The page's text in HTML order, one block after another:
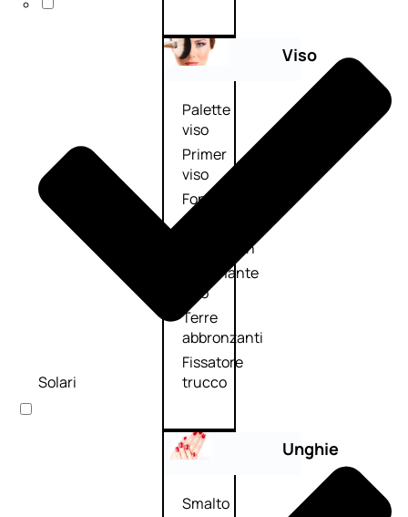
Viso
Palette
viso
Primer
viso
Fondotinta
Cipria
Fard/Blush
Illuminante
viso
Terre
abbronzanti
Fissatore
trucco
Unghie
Smalto
Solari